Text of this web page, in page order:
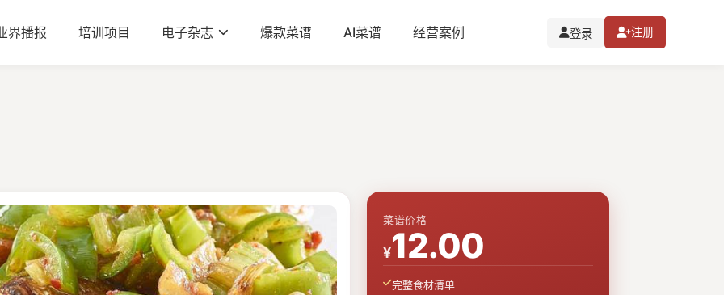
界播报 培训项目 电子杂志 爆款菜谱 AI菜谱 经营案例 登录 注册
菜谱价格
¥12.00
完整食材清单